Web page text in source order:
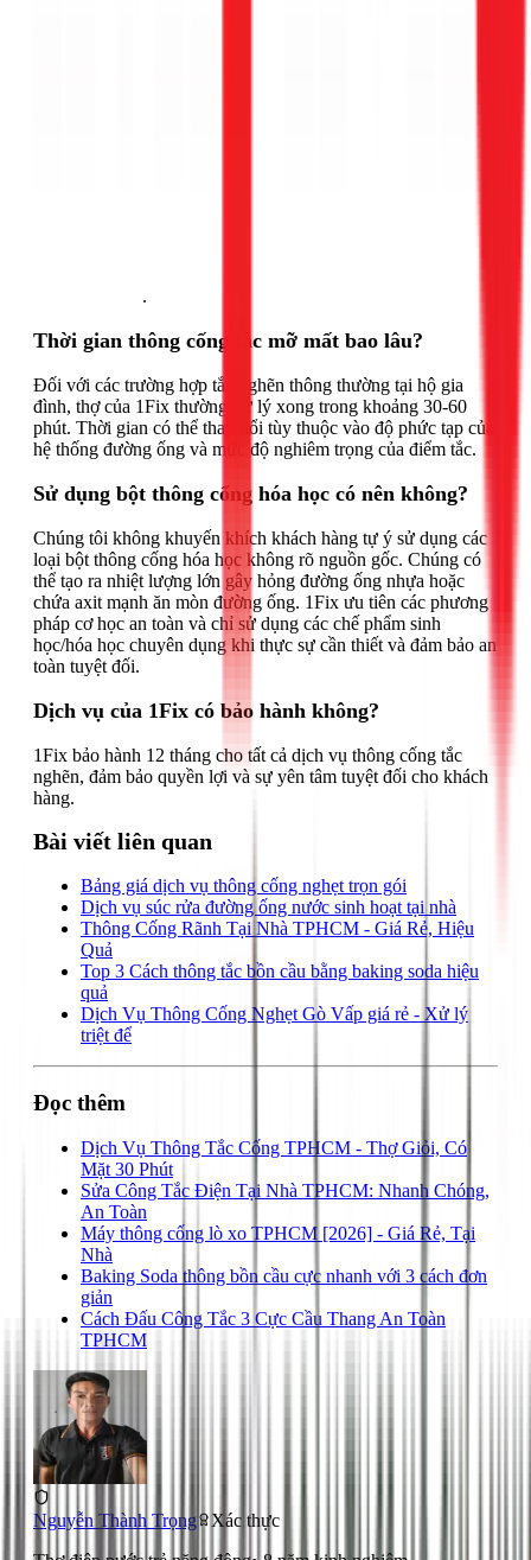
.
Thời gian thông cống tắc mỡ mất bao lâu?
Đối với các trường hợp tắc nghẽn thông thường tại hộ gia
đình, thợ của 1Fix thường xử lý xong trong khoảng 30-60
phút. Thời gian có thể thay đổi tùy thuộc vào độ phức tạp của
hệ thống đường ống và mức độ nghiêm trọng của điểm tắc.
Sử dụng bột thông cống hóa học có nên không?
Chúng tôi không khuyến khích khách hàng tự ý sử dụng các
loại bột thông cống hóa học không rõ nguồn gốc. Chúng có
thể tạo ra nhiệt lượng lớn gây hỏng đường ống nhựa hoặc
chứa axit mạnh ăn mòn đường ống. 1Fix ưu tiên các phương
pháp cơ học an toàn và chỉ sử dụng các chế phẩm sinh
học/hóa học chuyên dụng khi thực sự cần thiết và đảm bảo an
toàn tuyệt đối.
Dịch vụ của 1Fix có bảo hành không?
1Fix bảo hành 12 tháng cho tất cả dịch vụ thông cống tắc
nghẽn, đảm bảo quyền lợi và sự yên tâm tuyệt đối cho khách
hàng.
Bài viết liên quan
Bảng giá dịch vụ thông cống nghẹt trọn gói
Dịch vụ súc rửa đường ống nước sinh hoạt tại nhà
Thông Cống Rãnh Tại Nhà TPHCM - Giá Rẻ, Hiệu
Quả
Top 3 Cách thông tắc bồn cầu bằng baking soda hiệu
quả
Dịch Vụ Thông Cống Nghẹt Gò Vấp giá rẻ - Xử lý
triệt để
Đọc thêm
Dịch Vụ Thông Tắc Cống TPHCM - Thợ Giỏi, Có
Mặt 30 Phút
Sửa Công Tắc Điện Tại Nhà TPHCM: Nhanh Chóng,
An Toàn
Máy thông cống lò xo TPHCM [2026] - Giá Rẻ, Tại
Nhà
Baking Soda thông bồn cầu cực nhanh với 3 cách đơn
giản
Cách Đấu Công Tắc 3 Cực Cầu Thang An Toàn
TPHCM
Nguyễn Thành Trọng
Xác thực